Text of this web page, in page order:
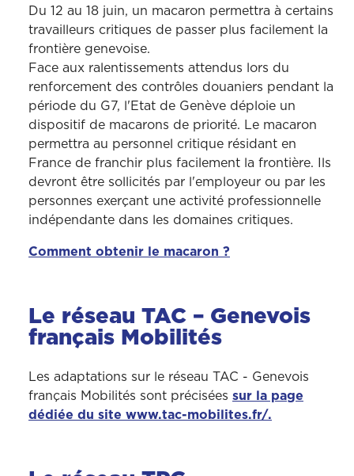
Du 12 au 18 juin, un macaron permettra à certains
travailleurs critiques de passer plus facilement la
frontière genevoise.
Face aux ralentissements attendus lors du
renforcement des contrôles douaniers pendant la
période du G7, l'Etat de Genève déploie un
dispositif de macarons de priorité. Le macaron
permettra au personnel critique résidant en
France de franchir plus facilement la frontière. Ils
devront être sollicités par l'employeur ou par les
personnes exerçant une activité professionnelle
indépendante dans les domaines critiques.
Comment obtenir le macaron ?
Le réseau TAC – Genevois
français Mobilités
Les adaptations sur le réseau TAC - Genevois
français Mobilités sont précisées sur la page
dédiée du site www.tac-mobilites.fr/.